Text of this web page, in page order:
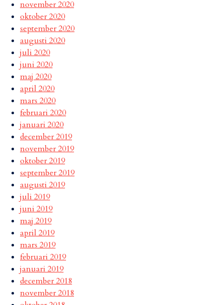
november 2020
oktober 2020
september 2020
augusti 2020
juli 2020
juni 2020
maj 2020
april 2020
mars 2020
februari 2020
januari 2020
december 2019
november 2019
oktober 2019
september 2019
augusti 2019
juli 2019
juni 2019
maj 2019
april 2019
mars 2019
februari 2019
januari 2019
december 2018
november 2018